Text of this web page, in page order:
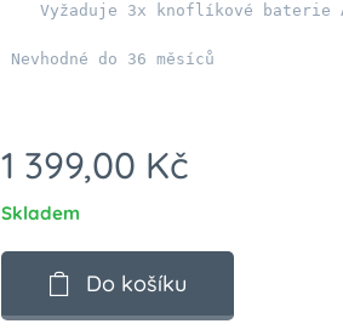
Vyžaduje 3x knoflíkové baterie
Nevhodné do 36 měsíců
1 399,00 Kč
Skladem
Do košíku